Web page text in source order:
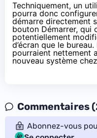
Techniquement, un
pourra donc
démarre directement
bouton Démarrer, qui
potentiellement
d’écran que le
pourraient nettement
nouveau système
Commentaires
Abonnez-vous